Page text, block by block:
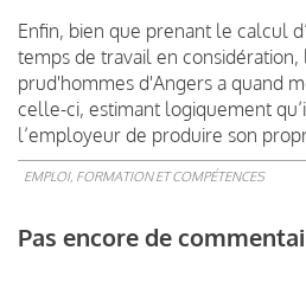
Enfin, bien que prenant le calcul
temps de travail en considération,
prud'hommes d'Angers a quand
celle-ci, estimant logiquement
l’employeur de produire son
EMPLOI, FORMATION ET COMPÉTENCES
Pas encore de